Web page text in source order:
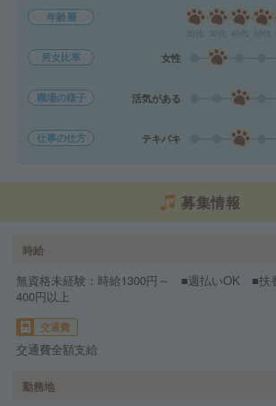
年齢層
男女比率 女性
職場の様子 活気がある
仕事の仕方 テキパキ
募集情報
時給
無資格未経験：時給1300円～ ■週払いOK ■
400円以上
交通費
交通費全額支給
勤務地